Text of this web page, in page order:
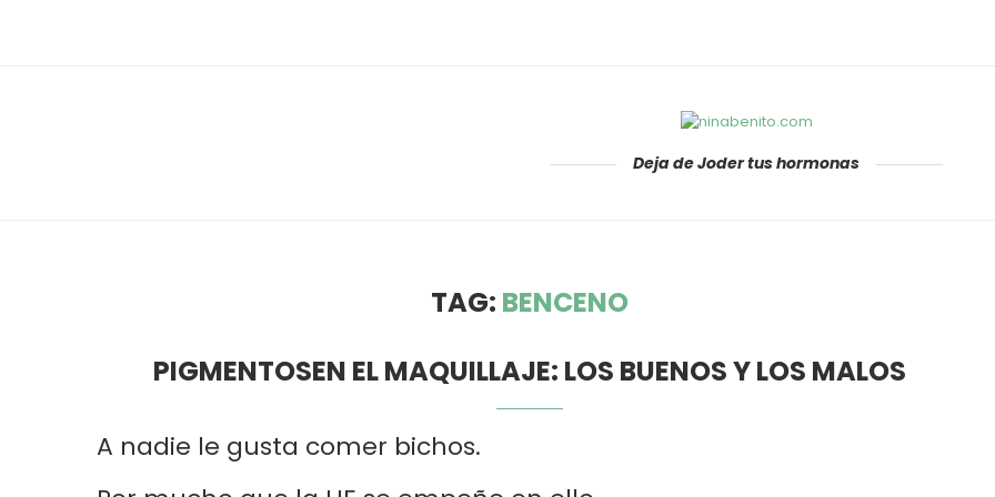
Deja de Joder tus hormonas
TAG: BENCENO
PIGMENTOSEN EL MAQUILLAJE: LOS BUENOS Y LOS MALOS
A nadie le gusta comer bichos.